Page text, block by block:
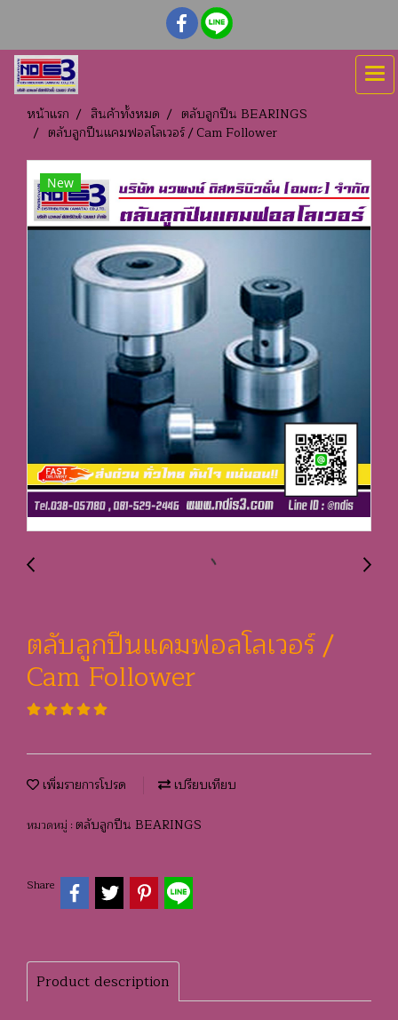
หน้าแรก สินค้าทั้งหมด
ตลับลูกปืน BEARINGS
ตลับลูกปืนแคมฟอลโลเวอร์ / Cam Follower
New
ตลับลูกปืนแคมฟอลโลเวอร์ /
Cam Follower
เพิ่มรายการโปรด เปรียบเทียบ
หมวดหมู่ : ตลับลูกปืน BEARINGS
Share
Product description